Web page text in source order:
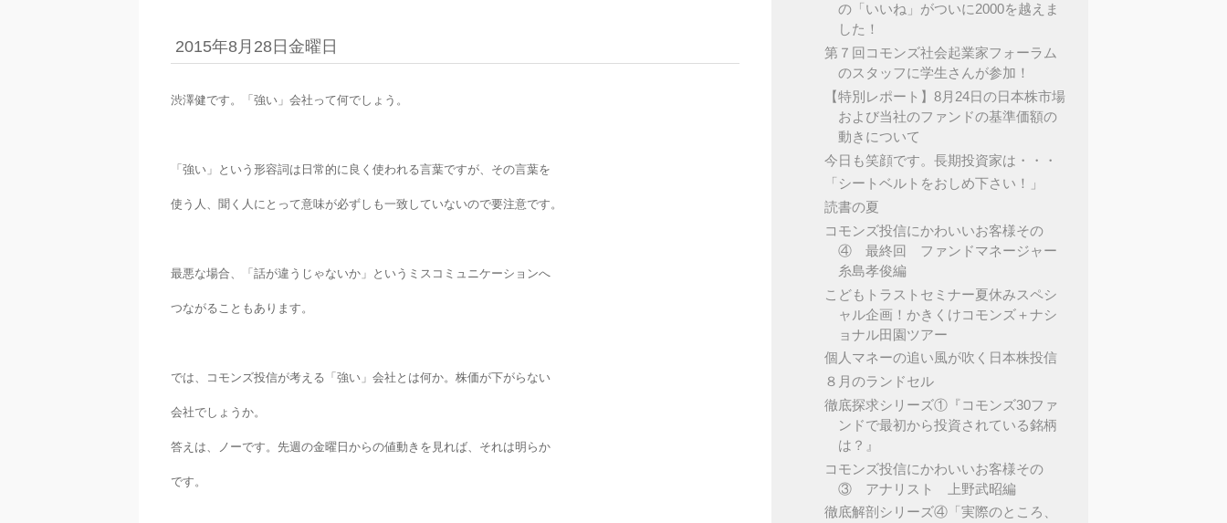
2015年8月28日金曜日
渋澤健です。「強い」会社って何でしょう。
「強い」という形容詞は日常的に良く使われる言葉ですが、その言葉を
使う人、聞く人にとって意味が必ずしも一致していないので要注意です。
最悪な場合、「話が違うじゃないか」というミスコミュニケーションへ
つながることもあります。
では、コモンズ投信が考える「強い」会社とは何か。株価が下がらない
会社でしょうか。
答えは、ノーです。先週の金曜日からの値動きを見れば、それは明らか
です。
の「いいね」がついに2000を越えま
した！
第７回コモンズ社会起業家フォーラム
のスタッフに学生さんが参加！
【特別レポート】8月24日の日本株市場
および当社のファンドの基準価額の
動きについて
今日も笑顔です。長期投資家は・・・
「シートベルトをおしめ下さい！」
読書の夏
コモンズ投信にかわいいお客様その
④ 最終回 ファンドマネージャー
糸島孝俊編
こどもトラストセミナー夏休みスペシ
ャル企画！かきくけコモンズ＋ナシ
ョナル田園ツアー
個人マネーの追い風が吹く日本株投信
８月のランドセル
徹底探求シリーズ①『コモンズ30ファ
ンドで最初から投資されている銘柄
は？』
コモンズ投信にかわいいお客様その
③ アナリスト 上野武昭編
徹底解剖シリーズ④「実際のところ、